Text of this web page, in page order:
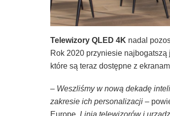
Telewizory QLED 4K nadal
Rok 2020 przyniesie
które są teraz dostępne z
– Weszliśmy w nową dekadę
zakresie ich personalizacji –
Europe. Linia telewizorów i